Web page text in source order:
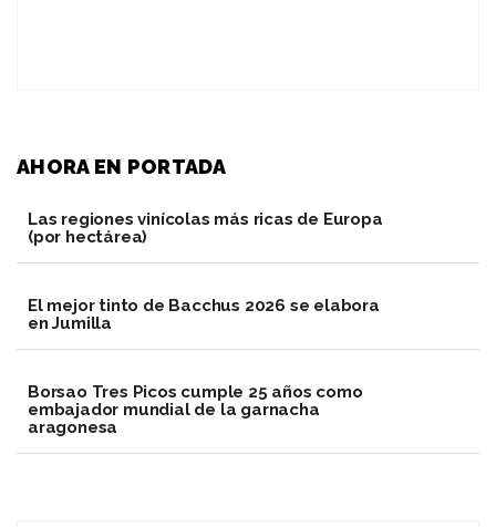
AHORA EN PORTADA
Las regiones vinícolas más ricas de Europa
(por hectárea)
El mejor tinto de Bacchus 2026 se elabora
en Jumilla
Borsao Tres Picos cumple 25 años como
embajador mundial de la garnacha
aragonesa